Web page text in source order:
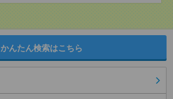
かんたん検索はこちら